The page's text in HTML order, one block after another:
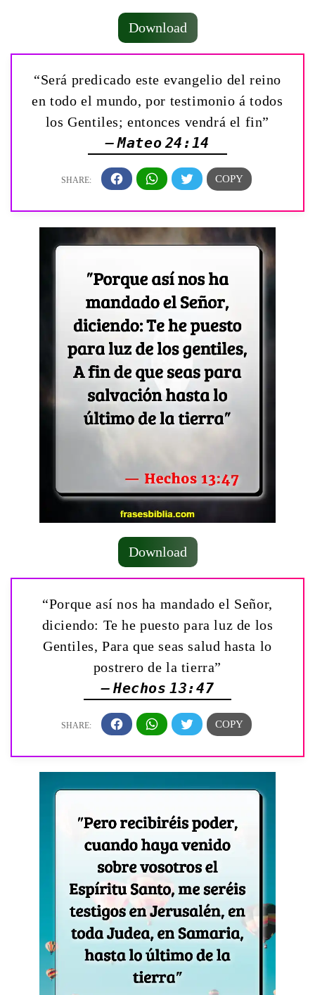
Download
“Será predicado este evangelio del reino
en todo el mundo, por testimonio á todos
los Gentiles; entonces vendrá el fin”
— Mateo 24:14
Download
“Porque así nos ha mandado el Señor,
diciendo: Te he puesto para luz de los
Gentiles, Para que seas salud hasta lo
postrero de la tierra”
— Hechos 13:47